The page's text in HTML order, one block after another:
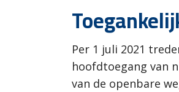
Per 1 juli 2021
hoofdtoegang van
van de openbare